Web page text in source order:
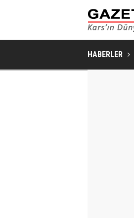
HABERLER